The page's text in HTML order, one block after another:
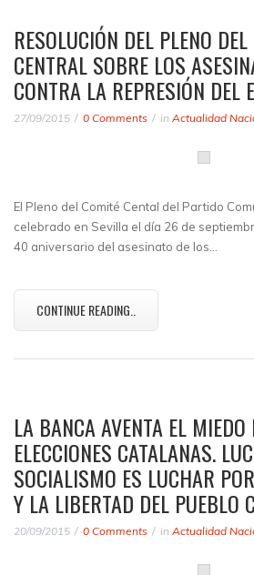
RESOLUCIÓN DEL PLENO
CENTRAL SOBRE LOS
CONTRA LA REPRESIÓN DEL
27/09/2015 0 Comments in Actualidad
El Pleno del Comité Cental del Partido
celebrado en Sevilla el día 26 de
40 aniversario del asesinato de los…
CONTINUE READING..
LA BANCA AVENTA EL MIEDO
ELECCIONES CATALANAS.
SOCIALISMO ES LUCHAR
Y LA LIBERTAD DEL PUEBLO
20/09/2015 0 Comments in Actualidad